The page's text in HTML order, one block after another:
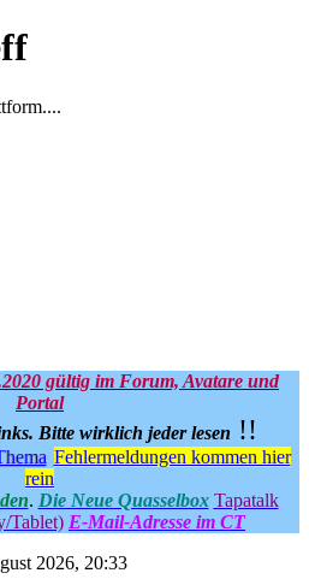
gültig im Forum, Avatare und
Portal
Bitte wirklich jeder lesen !!
Fehlermeldungen kommen hier
rein
. Die Neue Quasselbox Tapatalk
Tablet) E-Mail-Adresse im CT
2026, 20:33